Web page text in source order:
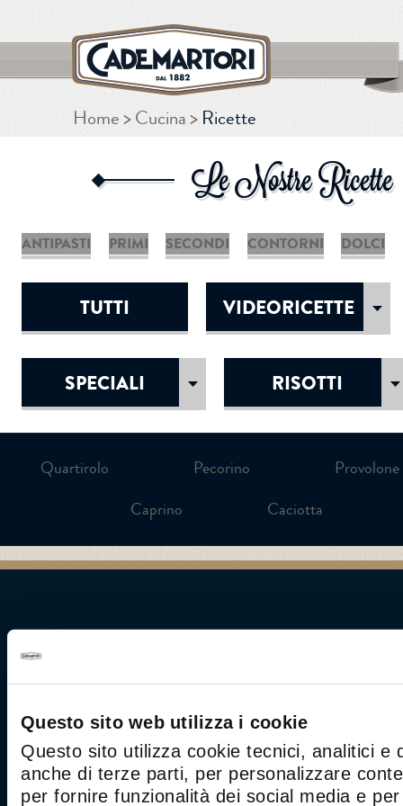
Questo sito web utilizza i cookie
Questo sito utilizza cookie tecnici, analitici e
anche di terze parti, per personalizzare
per fornire funzionalità dei social media e
Home Cucina Ricette
Le Nostre Ricette
ANTIPASTI PRIMI SECONDI CONTORNI DOLCI
TUTTI VIDEORICETTE
SPECIALI RISOTTI
Quartirolo Pecorino
Provolone
Caprino
Caciotta
CONCORSO CONTATTI
SITEMAP
PRIVACY POLICY
INFORMATIVA
ACCESSIBILITÀ